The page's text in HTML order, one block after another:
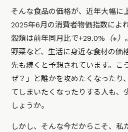
そんな食品の価格が、近年大幅に
2025年6月の消費者物価指数によ
穀類は前年同月比で+29.0% （※）
野菜など、生活に身近な食材の価
先も続くと予想されています。こ
ぜ？」と誰かを攻めたくなったり
てしまいたくなったりする人も、
しょうか。
しかし、そんな今だからこそ、私